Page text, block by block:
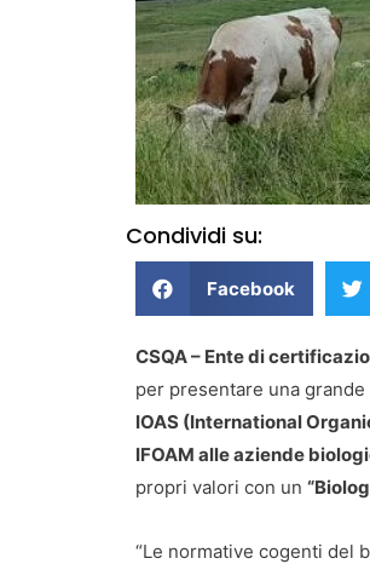
Condividi su:
Facebook
CSQA – Ente di
per presentare una
IOAS (International
IFOAM alle aziende
propri valori con un
“Le normative cogenti del